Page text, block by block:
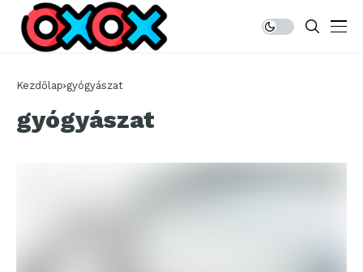
Kezdőlap gyógyászat
gyógyászat